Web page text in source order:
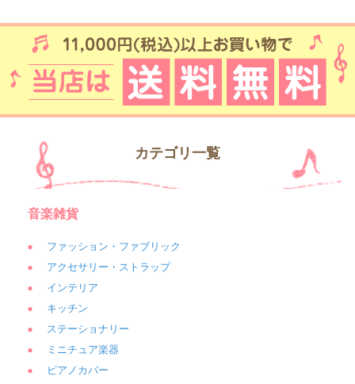
カテゴリ一覧
音楽雑貨
ファッション・ファブリック
アクセサリー・ストラップ
インテリア
キッチン
ステーショナリー
ミニチュア楽器
ピアノカバー